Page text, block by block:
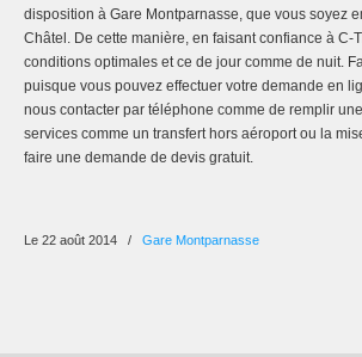
disposition à Gare Montparnasse, que vous soyez
Châtel. De cette manière, en faisant confiance à
conditions optimales et ce de jour comme de nuit.
puisque vous pouvez effectuer votre demande en
nous contacter par téléphone comme de remplir
services comme un transfert hors aéroport ou la
faire une demande de devis gratuit.
Le 22 août 2014 / Gare Montparnasse